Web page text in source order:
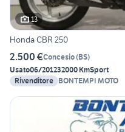
13
Honda CBR 250
2.500 €Concesio(BS)
Usato06/201232000 KmSport
Rivenditore BONTEMPI MOTO